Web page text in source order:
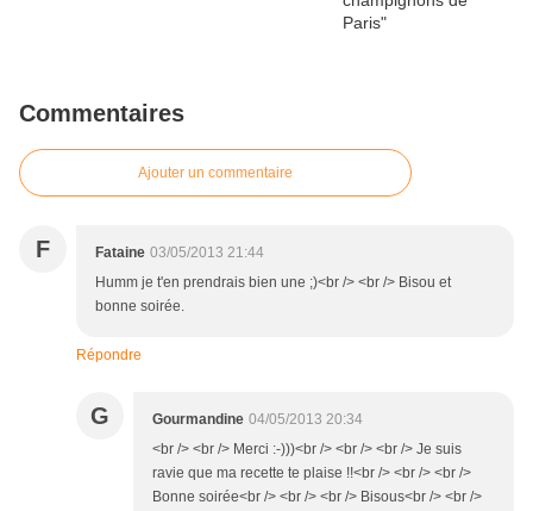
Commentaires
Ajouter un commentaire
F Fataine 03/05/2013 21:44
Humm je t'en prendrais bien une ;)<br /> <br /> Bisou et
bonne soirée.
Répondre
G Gourmandine 04/05/2013 20:34
<br /> <br /> Merci :-)))<br /> <br /> <br /> Je suis
ravie que ma recette te plaise !!<br /> <br /> <br />
Bonne soirée<br /> <br /> <br /> Bisous<br /> <br />